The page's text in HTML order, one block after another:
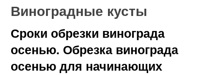
Виноградные кусты
Сроки обрезки винограда
осенью. Обрезка винограда
осенью для начинающих